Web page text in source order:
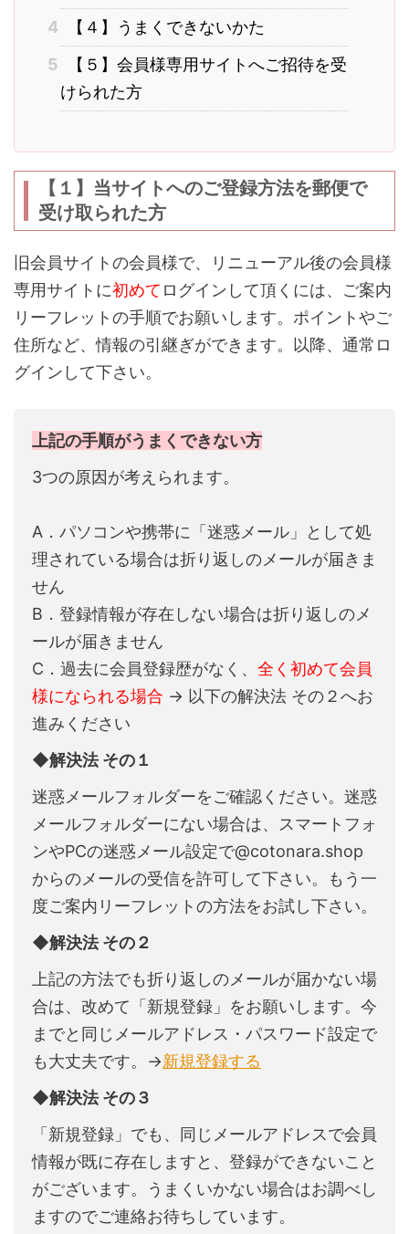
4
【４】うまくできないかた
5
【５】会員様専用サイトへご招待を受
けられた方
【１】当サイトへのご登録方法を郵便で
受け取られた方
旧会員サイトの会員様で、リニューアル後の会員様
専用サイトに初めて ログインして頂くには、ご案内
リーフレットの手順でお願いします。ポイントやご
住所など、情報の引継ぎができます。以降、通常ロ
グインして下さい。
上記の手順がうまくできない方
3つの原因が考えられます。
A．パソコンや携帯に「迷惑メール」として処
理されている場合は折り返しのメールが届きま
せん
B．登録情報が存在しない場合は折り返しのメ
ールが届きません
C．過去に会員登録歴がなく、 全く初めて会員
様になられる場合 → 以下の解決法 その２へお
進みください
◆解決法 その１
迷惑メールフォルダーをご確認ください。迷惑
メールフォルダーにない場合は、スマートフォ
ンやPCの迷惑メール設定で@cotonara.shop
からのメールの受信を許可して下さい。もう一
度ご案内リーフレットの方法をお試し下さい。
◆解決法 その２
上記の方法でも折り返しのメールが届かない場
合は、改めて「新規登録」をお願いします。今
までと同じメールアドレス・パスワード設定で
も大丈夫です。→新規登録する
◆解決法 その３
「新規登録」でも、同じメールアドレスで会員
情報が既に存在しますと、登録ができないこと
がございます。うまくいかない場合はお調べし
ますのでご連絡お待ちしています。